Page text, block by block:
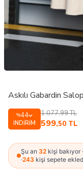
Askılı Gabardin
%44
İNDIRIM
1.077,99TL
599,50 TL
Şu an 32 kişi bakıyor
·243 kişi sepete